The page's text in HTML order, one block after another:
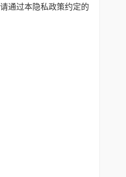
通过本隐私政策约定的